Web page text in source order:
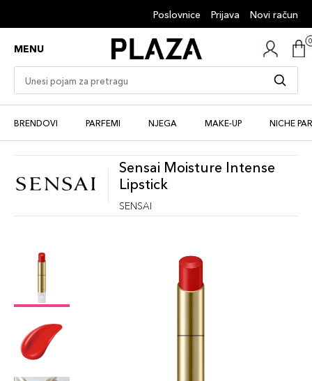
Poslovnice Prijava Novi račun
MENU
BRENDOVI PARFEMI NJEGA MAKE-UP NICHE
Sensai Moisture Intense
Lipstick
SENSAI